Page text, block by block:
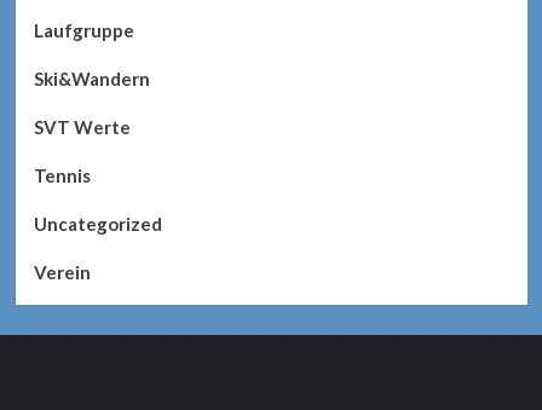
Laufgruppe
Ski&Wandern
SVT Werte
Tennis
Uncategorized
Verein